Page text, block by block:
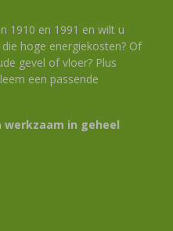
1910 en 1991 en wilt u
hoge energiekosten? Of
gevel of vloer? Plus
een passende
werkzaam in geheel